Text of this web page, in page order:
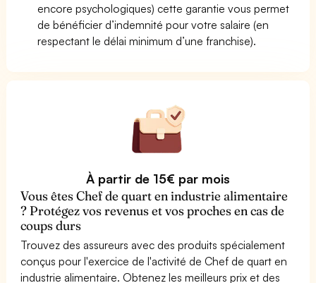
encore psychologiques) cette garantie vous permet
de bénéficier d’indemnité pour votre salaire (en
respectant le délai minimum d’une franchise).
À partir de 15€ par mois
Vous êtes Chef de quart en industrie alimentaire
? Protégez vos revenus et vos proches en cas de
coups durs
Trouvez des assureurs avec des produits spécialement
conçus pour l'exercice de l'activité de Chef de quart en
industrie alimentaire. Obtenez les meilleurs prix et des